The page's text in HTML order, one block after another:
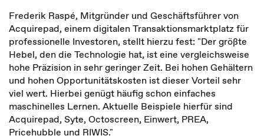
Frederik Raspé, Mitgründer und Geschäftsführer von
Acquirepad, einem digitalen Transaktionsmarktplatz für
professionelle Investoren, stellt hierzu fest: "Der größte
Hebel, den die Technologie hat, ist eine vergleichsweise
hohe Präzision in sehr geringer Zeit. Bei hohen Gehältern
und hohen Opportunitätskosten ist dieser Vorteil sehr
viel wert. Hierbei genügt häufig schon einfaches
maschinelles Lernen. Aktuelle Beispiele hierfür sind
Acquirepad, Syte, Octoscreen, Einwert, PREA,
Pricehubble und RIWIS."